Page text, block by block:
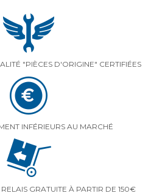
"PIÈCES D'ORIGINE" CERTIFIÉES
INFÉRIEURS AU MARCHÉ
GRATUITE À PARTIR DE 150€